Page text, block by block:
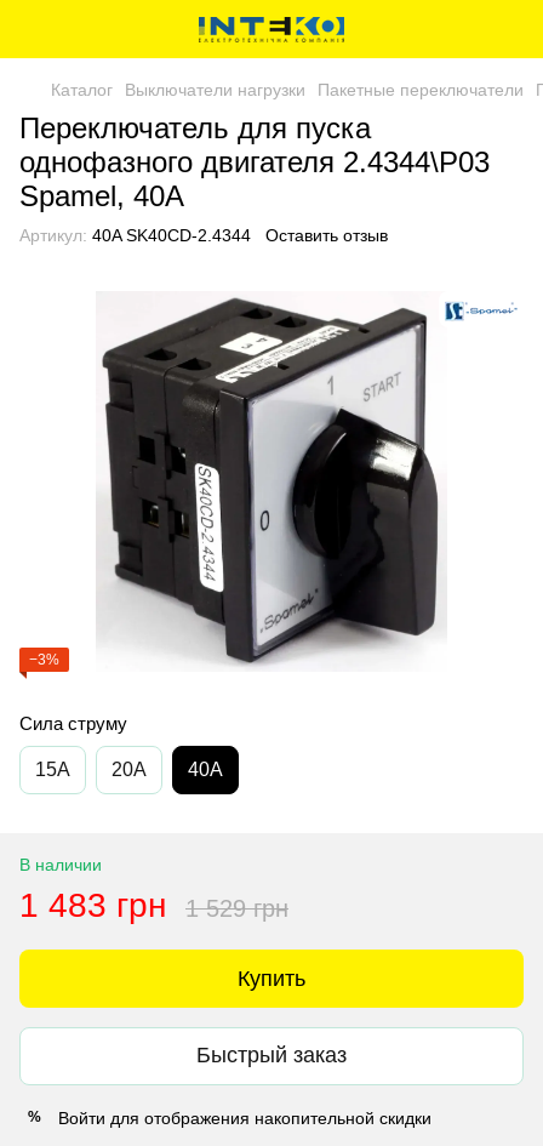
Каталог Выключатели нагрузки Пакетные переключатели
Переключатель для пуска
однофазного двигателя 2.4344\P03
Spamel, 40A
Артикул: 40A SK40CD-2.4344 Оставить отзыв
−3%
Сила струму
15A 20A 40A
В наличии
1 483 грн 1 529 грн
Купить
Быстрый заказ
% Войти для отображения накопительной скидки